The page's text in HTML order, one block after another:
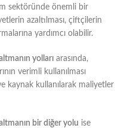
sektöründe önemli bir
azaltılması, çiftçilerin
yardımcı olabilir.
yolları arasında,
verimli kullanılması
kaynak kullanılarak maliyetler
bir diğer yolu ise